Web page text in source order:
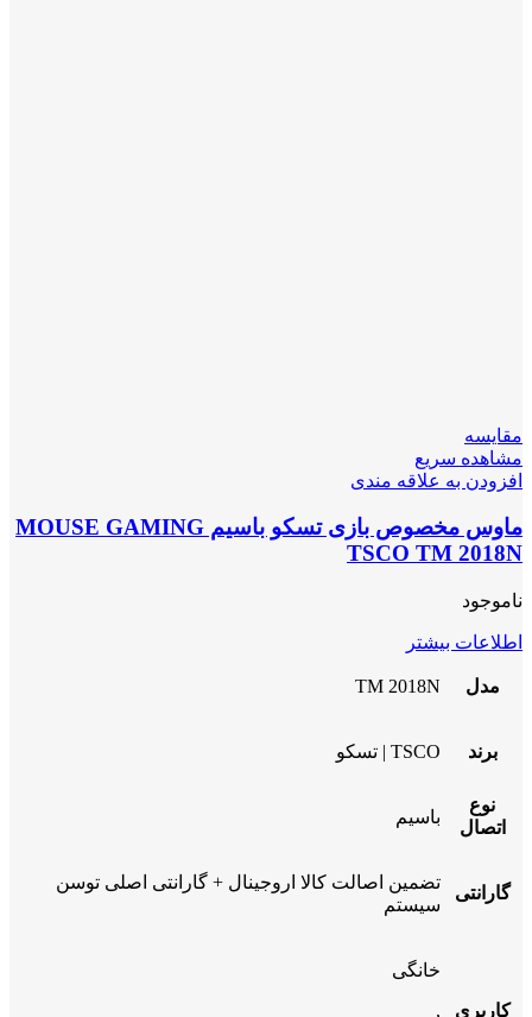
مقایسه
مشاهده سریع
افزودن به علاقه مندی
ماوس مخصوص بازی تسکو باسیم MOUSE GAMING
TSCO TM 2018N
ناموجود
اطلاعات بیشتر
مدل TM 2018N
برند TSCO | تسکو
نوع
اتصال
باسیم
گارانتی
تضمین اصالت کالا اروجینال + گارانتی اصلی توسن
سیستم
کاربری
خانگی
,